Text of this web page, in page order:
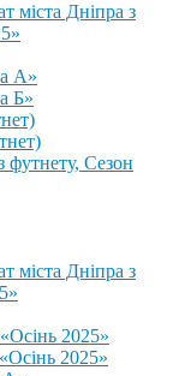
міста Дніпра з
А»
Б»
футнету, Сезон
міста Дніпра з
2025»
2025»